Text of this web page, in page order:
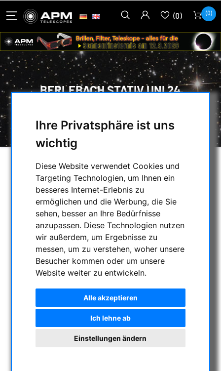
Ihre Privatsphäre ist uns
wichtig
Diese Website verwendet Cookies und
Targeting Technologien, um Ihnen ein
besseres Internet-Erlebnis zu
ermöglichen und die Werbung, die Sie
sehen, besser an Ihre Bedürfnisse
anzupassen. Diese Technologien nutzen
wir außerdem, um Ergebnisse zu
messen, um zu verstehen, woher unsere
Besucher kommen oder um unsere
Website weiter zu entwickeln.
Alle akzeptieren
Ich lehne ab
Einstellungen ändern
(0) (0)
BERLEBACH STATIV UNI 24
BERLEBACH STATIV UNI 24